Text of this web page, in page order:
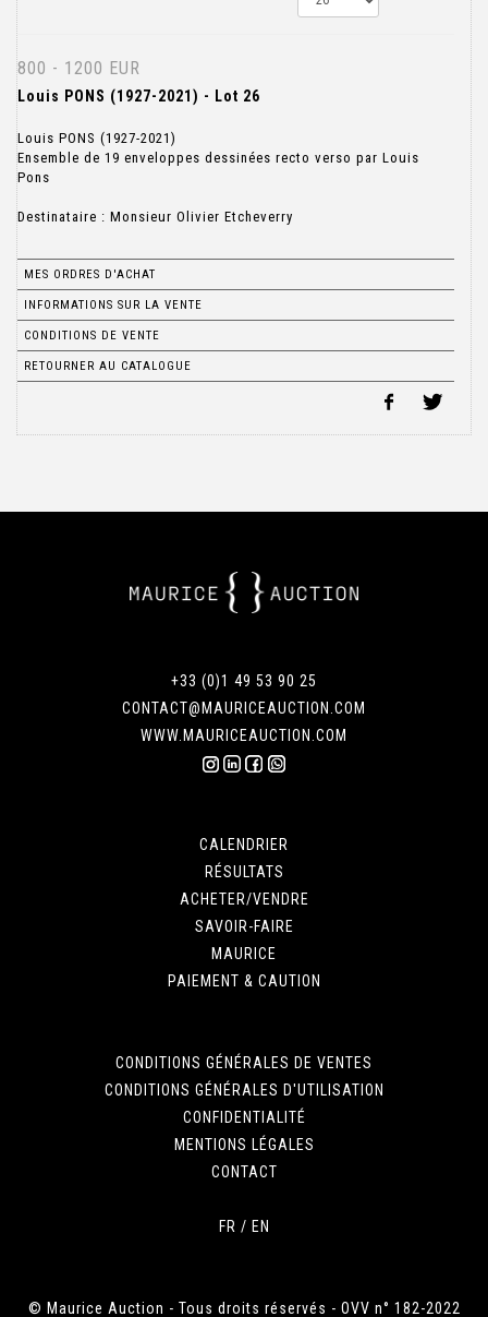
800 - 1200 EUR
Louis PONS (1927-2021) - Lot 26
Louis PONS (1927-2021)
Ensemble de 19 enveloppes dessinées recto verso par Louis
Pons
Destinataire : Monsieur Olivier Etcheverry
MES ORDRES D'ACHAT
INFORMATIONS SUR LA VENTE
CONDITIONS DE VENTE
RETOURNER AU CATALOGUE
+33 (0)1 49 53 90 25
CONTACT@MAURICEAUCTION.COM
WWW.MAURICEAUCTION.COM
CALENDRIER
RÉSULTATS
ACHETER/VENDRE
SAVOIR-FAIRE
MAURICE
PAIEMENT & CAUTION
CONDITIONS GÉNÉRALES DE VENTES
CONDITIONS GÉNÉRALES D'UTILISATION
CONFIDENTIALITÉ
MENTIONS LÉGALES
CONTACT
FR / EN
© Maurice Auction - Tous droits réservés - OVV n° 182-2022